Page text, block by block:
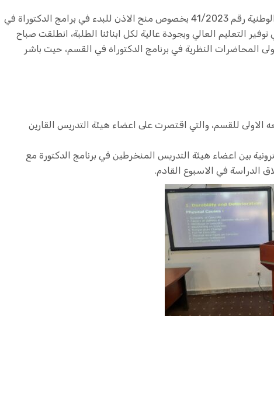
تنفيذا لقرار السيد وزير التعليم العالي والبحث العلمي بحكومة الوحدة الوطنية رقم 41/2023 بخصوص منح الاذن للبدء في برامج الدكتوراة في
التعليم العالي وبجودة عالية لكل ابنائنا الطلبة، انطلقت صباح
المحاضرات النظرية في برنامج الدكتوراة في القسم، حيت باشر
الاولى للقسم، والتي اقتصرت على اعضاء هيئة التدريس القارين
بين اعضاء هيئة التدريس المنخرطين في برنامج الدكتورة مع
الدراسة في الاسبوع القادم.